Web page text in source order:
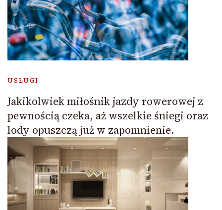
USŁUGI
Jakikolwiek miłośnik jazdy rowerowej z
pewnością czeka, aż wszelkie śniegi oraz
lody opuszczą już w zapomnienie.